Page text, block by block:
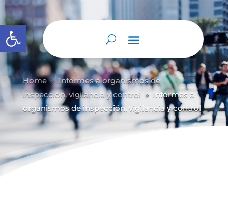
Abrir barra de herramientas
Home 9 Informes a organismos de
inspección, vigilancia y control 9
Informes a
organismos de inspección, vigilancia y control